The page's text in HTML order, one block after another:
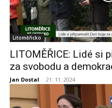
Litoměřicko
LITOMĚŘICE: Lidé si
za svobodu a
Jan Dostal - 21. 11. 2024